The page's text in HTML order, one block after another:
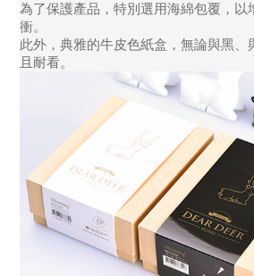
為了保護產品，特別選用海綿包覆，以
衝。
此外，典雅的牛皮色紙盒，無論與黑、
且耐看。